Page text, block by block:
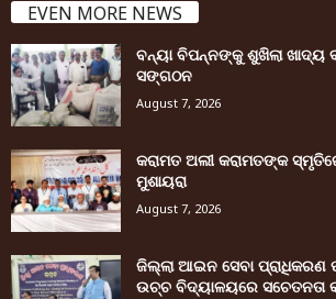
EVEN MORE NEWS
ବନ୍ୟା ବିପନ୍ନଙ୍କୁ ଶୁଖିଲା ଖାଦ୍ୟ
ସଙ୍ଗଠନ
August 7, 2026
କରାମତ ଅଲୀ କରାମତଙ୍କ
ମୁଶାୟରା
August 7, 2026
ଜିଲ୍ଲା ଆଇନ ସେବା ପ୍ରାଧିକରଣ
ଉଚ୍ଚ ବିଦ୍ୟାଳୟରେ ସଚେତନତା